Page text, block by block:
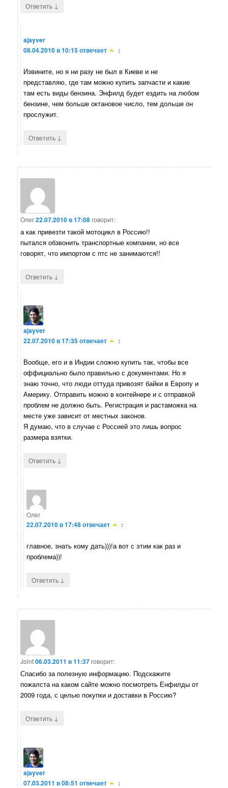
Ответить ↓
ajayver
08.04.2010 в 10:15отвечает :
Извините, но я ни разу не был в Киеве и не
представляю, где там можно купить запчасти и какие
там есть виды бензина. Энфилд будет ездить на любом
бензине, чем больше октановое число, тем дольше он
прослужит.
Ответить ↓
Олег22.07.2010 в 17:08говорит:
а как привезти такой мотоцикл в Россию!!
пытался обзвонить транспортные компании, но все
говорят, что импортом с птс не занимаются!!
Ответить ↓
ajayver
22.07.2010 в 17:35отвечает :
Вообще, его и в Индии сложно купить так, чтобы все
оффициально было правильно с документами. Но я
знаю точно, что люди оттуда привозят байки в Европу и
Америку. Отправить можно в контейнере и с отправкой
проблем не должно быть. Регистрация и растаможка на
месте уже зависит от местных законов.
Я думаю, что в случае с Россией это лишь вопрос
размера взятки.
Ответить ↓
Олег
22.07.2010 в 17:48отвечает :
главное, знать кому дать)))!а вот с этим как раз и
проблема))!
Ответить ↓
Joint06.03.2011 в 11:37говорит:
Спасибо за полезную информацию. Подскажите
пожалста на каком сайте можно посмотреть Енфилды от
2009 года, с целью покупки и доставки в Россию?
Ответить ↓
ajayver
07.03.2011 в 08:51 отвечает :